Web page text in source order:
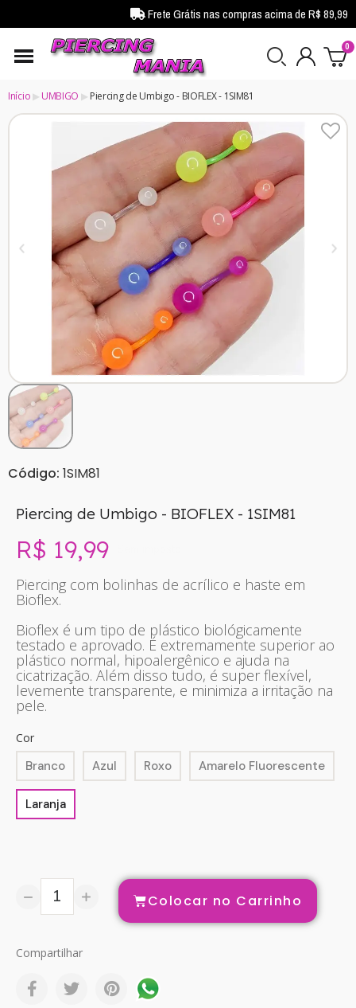
Frete Grátis nas compras acima de R$ 89,99
Início UMBIGO Piercing de Umbigo - BIOFLEX - 1SIM81
Código: 1SIM81
Piercing de Umbigo - BIOFLEX - 1SIM81
R$ 19,99
Piercing com bolinhas de acrílico e haste em
Bioflex.
Bioflex é um tipo de plástico biológicamente
testado e aprovado. É extremamente superior ao
plástico normal, hipoalergênico e ajuda na
cicatrização. Além disso tudo, é super flexível,
levemente transparente, e minimiza a irritação na
pele.
Cor
Branco Azul Roxo Amarelo Fluorescente
Laranja
Colocar no Carrinho
Compartilhar